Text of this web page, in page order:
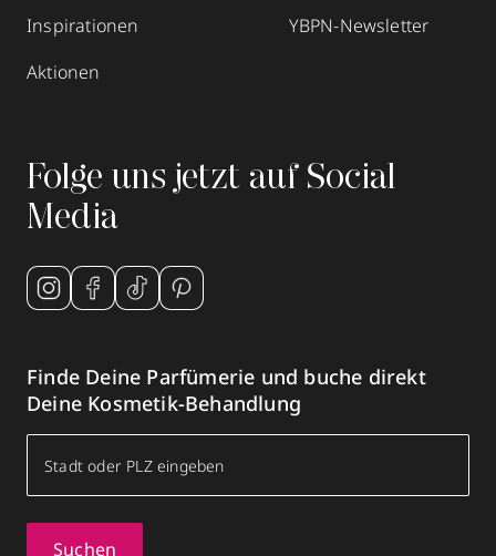
Inspirationen
Aktionen
YBPN-Newsletter
Folge uns jetzt auf Social
Media
Finde Deine Parfümerie und buche direkt
Deine Kosmetik-Behandlung
Suchen